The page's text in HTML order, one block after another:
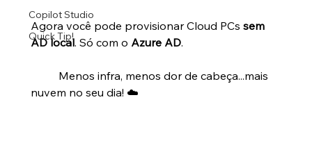
Copilot Studio
Quick Tip!
Agora você pode provisionar Cloud PCs sem
AD local. Só com o Azure AD.
nuvem no seu dia! ☁️